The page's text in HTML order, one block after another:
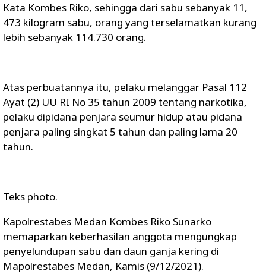
Kata Kombes Riko, sehingga dari sabu sebanyak 11,
473 kilogram sabu, orang yang terselamatkan kurang
lebih sebanyak 114.730 orang.
Atas perbuatannya itu, pelaku melanggar Pasal 112
Ayat (2) UU RI No 35 tahun 2009 tentang narkotika,
pelaku dipidana penjara seumur hidup atau pidana
penjara paling singkat 5 tahun dan paling lama 20
tahun.
Teks photo.
Kapolrestabes Medan Kombes Riko Sunarko
memaparkan keberhasilan anggota mengungkap
penyelundupan sabu dan daun ganja kering di
Mapolrestabes Medan, Kamis (9/12/2021).